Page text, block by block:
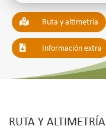
Ruta y altimetría
Información extra
RUTA Y ALTIMETRÍA